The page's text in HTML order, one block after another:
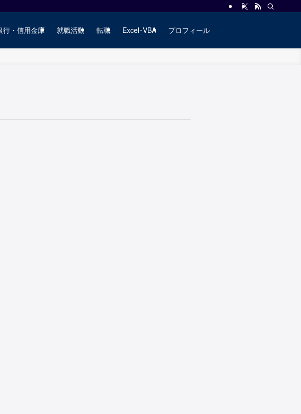
行・信用金庫 就職活動 転職 Excel･VBA プロフィール